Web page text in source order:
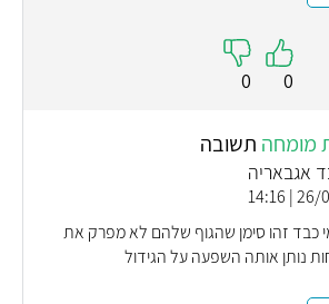
0
0
מומחה תשובה
אגבאריה
26/01/
כבד זהו סימן שהגוף שלהם לא מפרק את
נותן אותה השפעה על הגידול